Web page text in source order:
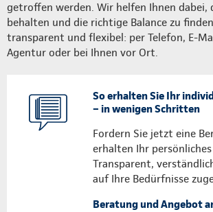
getroffen werden. Wir helfen Ihnen dabei,
behalten und die richtige Balance zu
transparent und flexibel: per Telefon, E-
Agentur oder bei Ihnen vor Ort.
So erhalten Sie Ihr
– in wenigen Schritten
Fordern Sie jetzt eine
erhalten Ihr
Transparent,
auf Ihre Bedürfnisse
Beratung und Angebot